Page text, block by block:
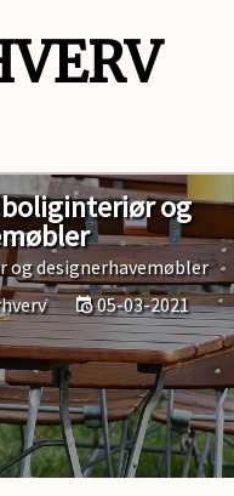
og
designerhavemøbler
05-03-2021